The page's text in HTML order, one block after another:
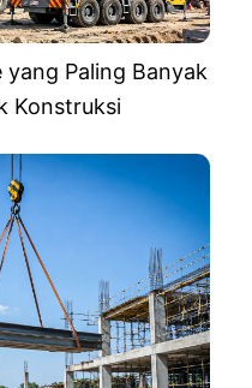
Paling Banyak
Konstruksi